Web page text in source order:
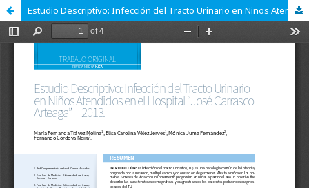
Estudio Descriptivo: Infección del Tracto Urinario en Niños Atendidos en el Hospital “José CarrascoArteaga” – 2013